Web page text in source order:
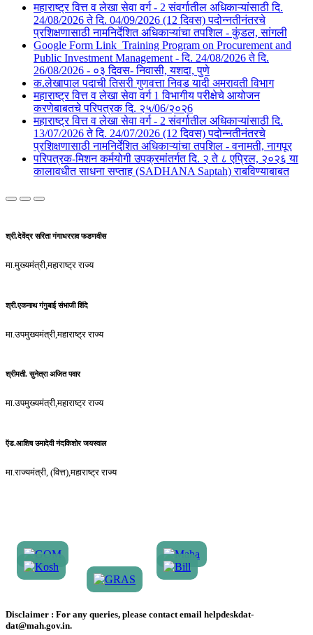
महाराष्ट्र वित्त व लेखा सेवा वर्ग - 2 संवर्गातील अधिकाऱ्यांसाठी दि.
24/08/2026 ते दि. 04/09/2026 (12 दिवस) पदोन्नतीनंतरचे
प्रशिक्षणासाठी नामनिर्देशित अधिकाऱ्यांचा तपशिल - कुंडल, सांगली​​
Google Form Link_Training Program on Procurement and
Public Investment Management - दि. 24/08/2026 ते दि.
26/08/2026 - ०३ दिवस- निवासी, यशदा, पुणे​
क.लेखापाल पदाची तिसरी गुणवत्ता निवड यादी अमरावती विभाग
महाराष्ट्र वित्त व लेखा सेवा वर्ग 1 विभागीय परीक्षेचे आयोजन
करणेबाबतचे परिपत्रक दि. २५/06/२०२6
महाराष्ट्र वित्त व लेखा सेवा वर्ग - 2 संवर्गातील अधिकाऱ्यांसाठी दि.
13/07/2026 ते दि. 24/07/2026 (12 दिवस) पदोन्नतीनंतरचे
प्रशिक्षणासाठी नामनिर्देशित अधिकाऱ्यांचा तपशिल - वनामती, नागपूर
परिपत्रक-मिशन कर्मयोगी उपक्रमांतर्गत दि. २ ते ८ एप्रिल, २०२६ या
कालावधीत साधना सप्ताह (SADHANA Saptah) राबविण्याबाबत
श्री.देवेंद्र सरिता गंगाधरराव फडणवीस
मा.मुख्यमंत्री,महाराष्ट्र राज्य
श्री.एकनाथ गंगुबाई संभाजी शिंदे
मा.उपमुख्यमंत्री,महाराष्ट्र राज्य
श्रीमती. सुनेत्रा अजित पवार
मा.उपमुख्यमंत्री,महाराष्ट्र राज्य
ऍड.आशिष उमादेवी नंदकिशोर जयस्वाल
मा.राज्यमंत्री, (वित्त),महाराष्ट्र राज्य
Disclaimer : For any queries, please contact email helpdeskdat-
dat@mah.gov.in.